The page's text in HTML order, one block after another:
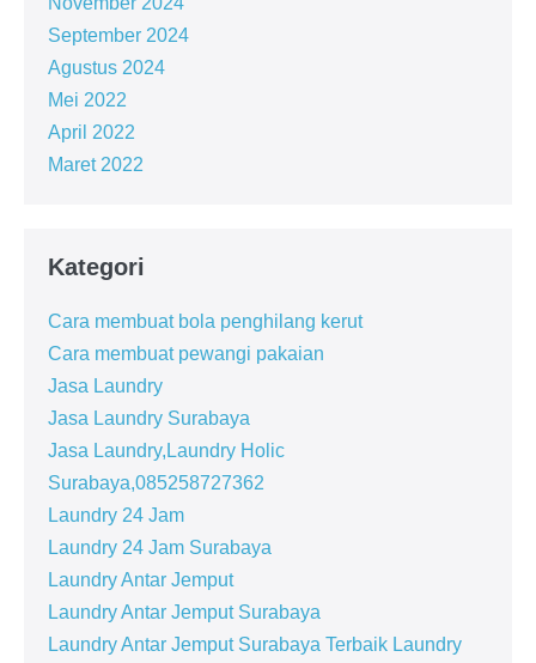
September 2024
Agustus 2024
Mei 2022
April 2022
Maret 2022
Kategori
Cara membuat bola penghilang kerut
Cara membuat pewangi pakaian
Jasa Laundry
Jasa Laundry Surabaya
Jasa Laundry,Laundry Holic
Surabaya,085258727362
Laundry 24 Jam
Laundry 24 Jam Surabaya
Laundry Antar Jemput
Laundry Antar Jemput Surabaya
Laundry Antar Jemput Surabaya Terbaik Laundry